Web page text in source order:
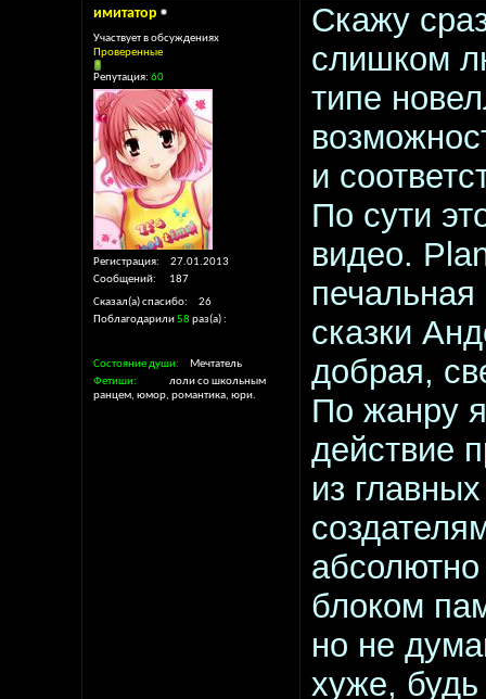
имитатор
Участвует в обсуждениях
Проверенные
Репутация: 60
Регистрация
27.01.2013
Сообщений
187
Сказал(а) спасибо
26
Поблагодарили58 раз(а)
Состояние души
Мечтатель
Фетиши
лоли со школьным
ранцем, юмор, романтика, юри.
Скажу
слишком
типе
и
По сути
видео.
сказки
добрая,
По жанру
действие
из
блоком
но не
хуже,